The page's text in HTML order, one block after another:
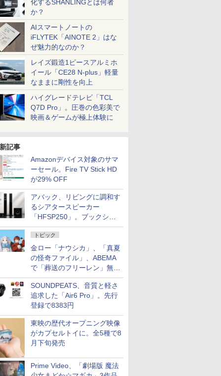
化するSHANLINGとは何者
か？
AIスマートノートの
iFLYTEK「AINOTE 2」はな
ぜ魅力的なのか？
レイズ鍛造1ピースアルミホ
イール「CE28 N-plus」軽量
なままに剛性を向上
ハイグレードテレビ「TCL
Q7D Pro」。圧巻の色彩美で
映画＆ゲームが極上体験に
記事
Amazonデバイス対象のサマ
ーセール。Fire TV Stick HD
が29% OFF
アバック、リビングに調和す
るシアタースピーカー
「HFSP250」。ブックシェ
ルフはペア3万円以下
トピック
金ロー「ナウシカ」、「真夏
の怪奇ファイル」、ABEMA
で「葬送のフリーレン」無料
配信など。夏の特番・配信情
報
SOUNDPEATS、音質と軽さ
追求した「Air6 Pro」。先行
登録で8383円
東映の歴代オープニング映像
がカプセルトイに。全5種で8
月下旬発売
Prime Video、「劇場版 魔法